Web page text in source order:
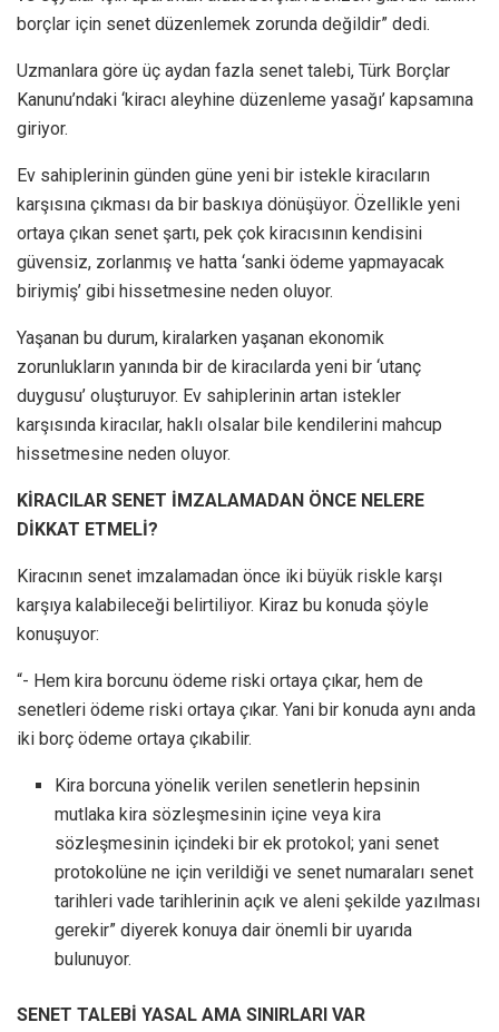
borçlar için senet düzenlemek zorunda değildir” dedi.
Uzmanlara göre üç aydan fazla senet talebi, Türk Borçlar
Kanunu’ndaki ‘kiracı aleyhine düzenleme yasağı’ kapsamına
giriyor.
Ev sahiplerinin günden güne yeni bir istekle kiracıların
karşısına çıkması da bir baskıya dönüşüyor. Özellikle yeni
ortaya çıkan senet şartı, pek çok kiracısının kendisini
güvensiz, zorlanmış ve hatta ‘sanki ödeme yapmayacak
biriymiş’ gibi hissetmesine neden oluyor.
Yaşanan bu durum, kiralarken yaşanan ekonomik
zorunlukların yanında bir de kiracılarda yeni bir ‘utanç
duygusu’ oluşturuyor. Ev sahiplerinin artan istekler
karşısında kiracılar, haklı olsalar bile kendilerini mahcup
hissetmesine neden oluyor.
KİRACILAR SENET İMZALAMADAN ÖNCE NELERE
DİKKAT ETMELİ?
Kiracının senet imzalamadan önce iki büyük riskle karşı
karşıya kalabileceği belirtiliyor. Kiraz bu konuda şöyle
konuşuyor:
“- Hem kira borcunu ödeme riski ortaya çıkar, hem de
senetleri ödeme riski ortaya çıkar. Yani bir konuda aynı anda
iki borç ödeme ortaya çıkabilir.
Kira borcuna yönelik verilen senetlerin hepsinin
mutlaka kira sözleşmesinin içine veya kira
sözleşmesinin içindeki bir ek protokol; yani senet
protokolüne ne için verildiği ve senet numaraları senet
tarihleri vade tarihlerinin açık ve aleni şekilde yazılması
gerekir” diyerek konuya dair önemli bir uyarıda
bulunuyor.
SENET TALEBİ YASAL AMA SINIRLARI VAR